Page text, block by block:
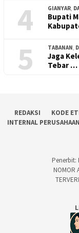
4 GIANYAR,
Bupati
5 TABANAN,
Jaga
Tebar …
REDAKSI KODE
INTERNAL
Penerbit:
NOMOR